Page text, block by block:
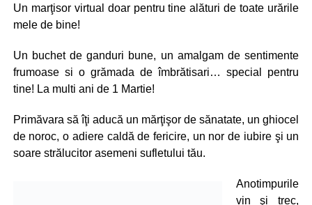
Un marţisor virtual doar pentru tine alături de toate urările
mele de bine!
Un buchet de ganduri bune, un amalgam de sentimente
frumoase si o grămada de îmbrătisari… special pentru
tine! La multi ani de 1 Martie!
Primăvara să îţi aducă un mărţişor de sănatate, un ghiocel
de noroc, o adiere caldă de fericire, un nor de iubire şi un
soare strălucitor asemeni sufletului tău.
Anotimpurile
vin şi trec,